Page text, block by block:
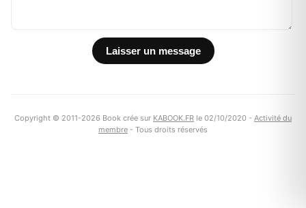
Copyright © 2011-2026 Book crée sur KABOOK.FR le 02/10/2020 - Activité du
membre - Tous droits réservés